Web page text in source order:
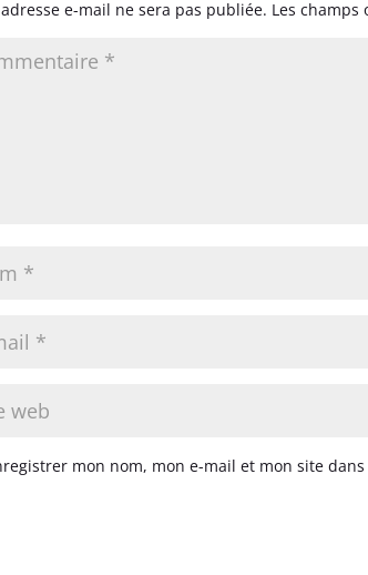
e-mail ne sera pas publiée. Les
mon nom, mon e-mail et mon site